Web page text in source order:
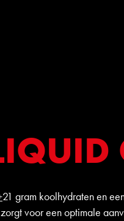
21 gram koolhydraten en
voor een optimale